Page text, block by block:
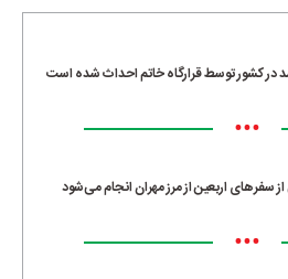
•••
سفرهای اربعین از مرز مهران انجام می‌شود
•••